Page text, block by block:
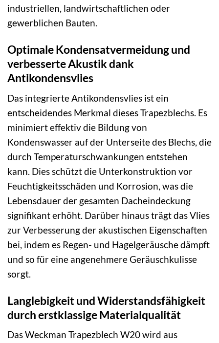
industriellen, landwirtschaftlichen oder
gewerblichen Bauten.
Optimale Kondensatvermeidung und
verbesserte Akustik dank
Antikondensvlies
Das integrierte Antikondensvlies ist ein
entscheidendes Merkmal dieses Trapezblechs. Es
minimiert effektiv die Bildung von
Kondenswasser auf der Unterseite des Blechs, die
durch Temperaturschwankungen entstehen
kann. Dies schützt die Unterkonstruktion vor
Feuchtigkeitsschäden und Korrosion, was die
Lebensdauer der gesamten Dacheindeckung
signifikant erhöht. Darüber hinaus trägt das Vlies
zur Verbesserung der akustischen Eigenschaften
bei, indem es Regen- und Hagelgeräusche dämpft
und so für eine angenehmere Geräuschkulisse
sorgt.
Langlebigkeit und Widerstandsfähigkeit
durch erstklassige Materialqualität
Das Weckman Trapezblech W20 wird aus